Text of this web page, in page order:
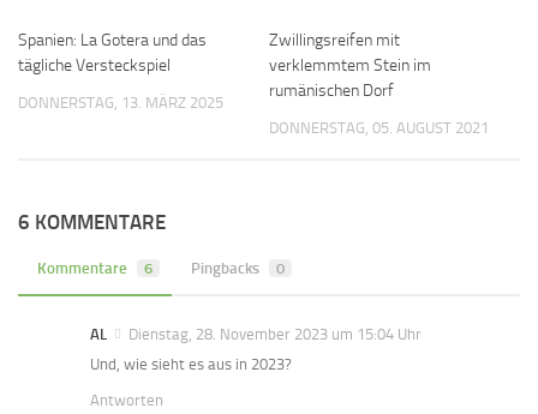
Spanien: La Gotera und das
tägliche Versteckspiel
DONNERSTAG, 13. MÄRZ 2025
Zwillingsreifen mit
verklemmtem Stein im
rumänischen Dorf
DONNERSTAG, 05. AUGUST 2021
6 KOMMENTARE
Kommentare 6 Pingbacks 0
AL
Dienstag, 28. November 2023 um 15:04 Uhr
Und, wie sieht es aus in 2023?
Antworten